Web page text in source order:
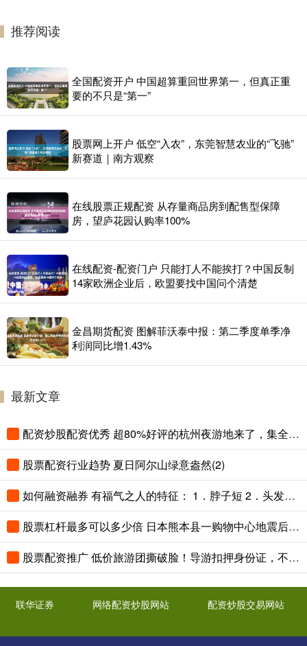
推荐阅读
全国配资开户 中国超算重回世界第一，但真正重
要的不只是“第一”
股票网上开户 低空“入农”，东莞智慧农业的“飞驰”
新赛道｜南方观察
在线股票正规配资 从存量商品房到配售型保障
房，望庐花园认购率100%
在线配资-配资门户 只能打人不能挨打？中国反制
14家欧洲企业后，欧盟要找中国问个清楚
金昌期货配资 图解菲沃泰中报：第二季度单季净
利润同比增1.43%
最新文章
配资炒股配资优秀 超80%好评的杭州夜游地来了，集全古桥古观古运河，本地人私藏
股票配资行业趋势 夏日阿尔山绿意盎然(2)
如何融资融券 有福气之人的特征： 1．脖子短 2．头发稀疏 3．耳朵大 4．眼睛明
股票杠杆最多可以多少倍 日本熊本县一购物中心地震后发生爆炸 内部画面公布
股票配资推广 低价旅游团撕破脸！导游扣押身份证，不消费2万不让走
联华证券 网络配资炒股网站 配资炒股交易网站